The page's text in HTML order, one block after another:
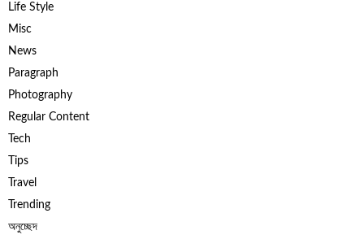
Life Style
Misc
News
Paragraph
Photography
Regular Content
Tech
Tips
Travel
Trending
অনুচ্ছেদ